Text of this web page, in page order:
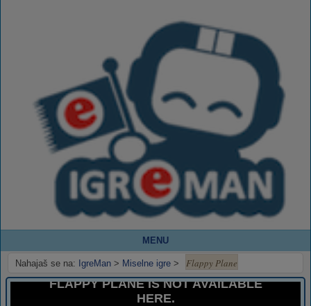
MENU
Nahajaš se na: IgreMan > Miselne igre > Flappy Plane